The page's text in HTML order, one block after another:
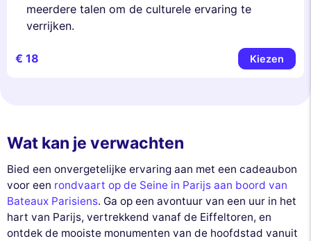
meerdere talen om de culturele ervaring te
verrijken.
€ 18 Kiezen
Wat kan je verwachten
Bied een onvergetelijke ervaring aan met een cadeaubon
voor een rondvaart op de Seine in Parijs aan boord van
Bateaux Parisiens. Ga op een avontuur van een uur in het
hart van Parijs, vertrekkend vanaf de Eiffeltoren, en
ontdek de mooiste monumenten van de hoofdstad vanuit